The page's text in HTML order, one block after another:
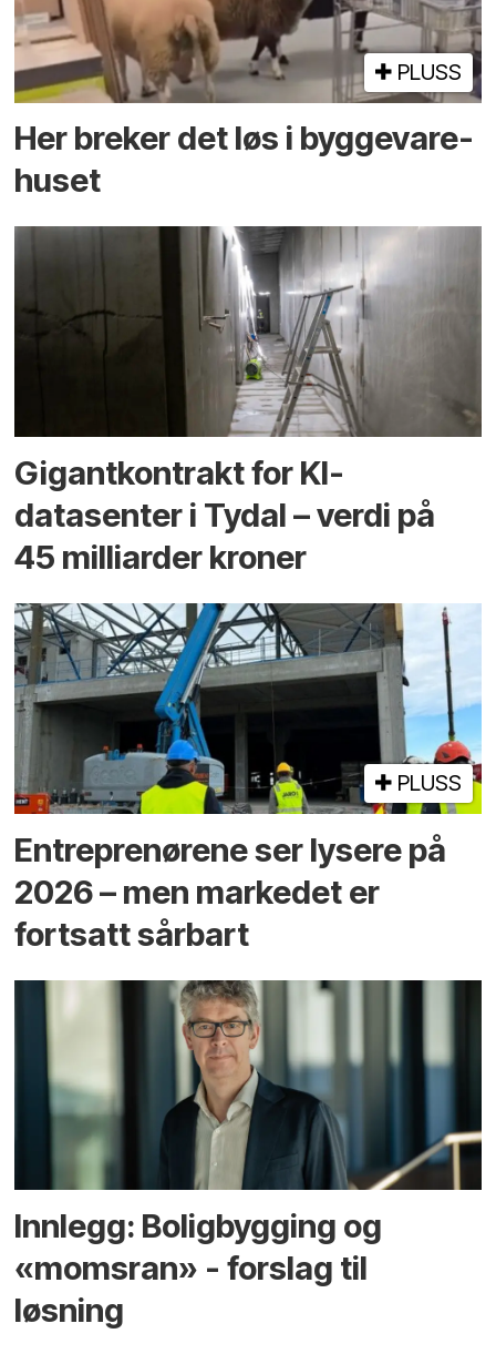
PLUSS
Her breker det løs i bygge­vare­
huset
Gigantkontrakt for KI-
datasenter i Tydal – verdi på
45 milliarder kroner
PLUSS
Entreprenørene ser lysere på
2026 – men markedet er
fortsatt sårbart
Innlegg: Boligbygging og
«momsran» - forslag til
løsning